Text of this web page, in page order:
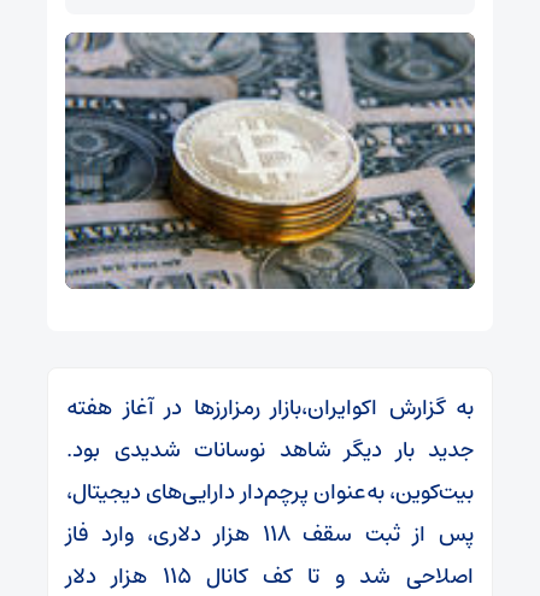
به گزارش اکوایران،بازار رمزارزها در آغاز هفته
جدید بار دیگر شاهد نوسانات شدیدی بود.
بیت‌کوین، به‌عنوان پرچم‌دار دارایی‌های دیجیتال،
پس از ثبت سقف ۱۱۸ هزار دلاری، وارد فاز
اصلاحی شد و تا کف کانال ۱۱۵ هزار دلار